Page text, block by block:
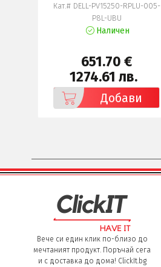
Кат.# DELL-PV15250-RPLU-005-
P8L-UBU
Наличен
651.70 €
1274.61 лв.
Добави
Вече си един клик по-близо до
мечтаният продукт. Поръчай сега
и с доставка до дома! ClickIt.bg